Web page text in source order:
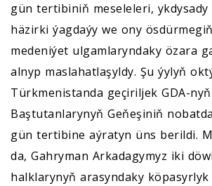
gün tertibiniň meseleleri, ykdysady
häzirki ýagdaýy we ony
medeniýet ulgamlaryndaky özara
alnyp maslahatlaşyldy. Şu ýylyň
Türkmenistanda geçiriljek GDA-
Baştutanlarynyň Geňeşiniň
gün tertibine aýratyn üns berildi.
da, Gahryman Arkadagymyz iki
halklarynyň arasyndaky köpasyrlyk